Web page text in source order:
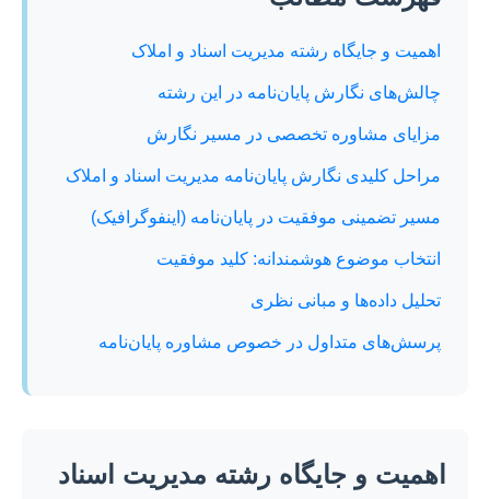
اهمیت و جایگاه رشته مدیریت اسناد و املاک
چالش‌های نگارش پایان‌نامه در این رشته
مزایای مشاوره تخصصی در مسیر نگارش
مراحل کلیدی نگارش پایان‌نامه مدیریت اسناد و املاک
مسیر تضمینی موفقیت در پایان‌نامه (اینفوگرافیک)
انتخاب موضوع هوشمندانه: کلید موفقیت
تحلیل داده‌ها و مبانی نظری
پرسش‌های متداول در خصوص مشاوره پایان‌نامه
اهمیت و جایگاه رشته مدیریت اسناد